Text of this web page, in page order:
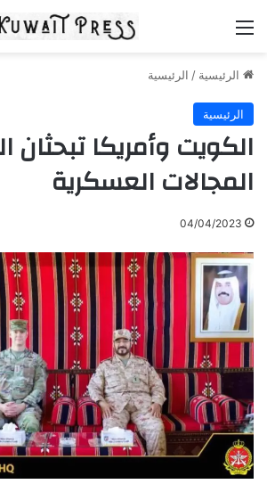
الرئيسية / الرئيسية
الرئيسية
الكويت وأمريكا تبحثان
المجالات العسكرية
04/04/2023